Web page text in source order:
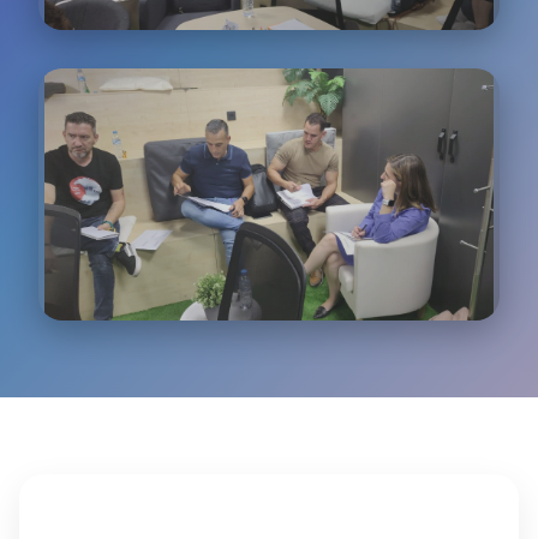
Comunicación Efectiva
Desarrollo de habilidades avanzadas de
comunicación y escucha activa
Role Playing